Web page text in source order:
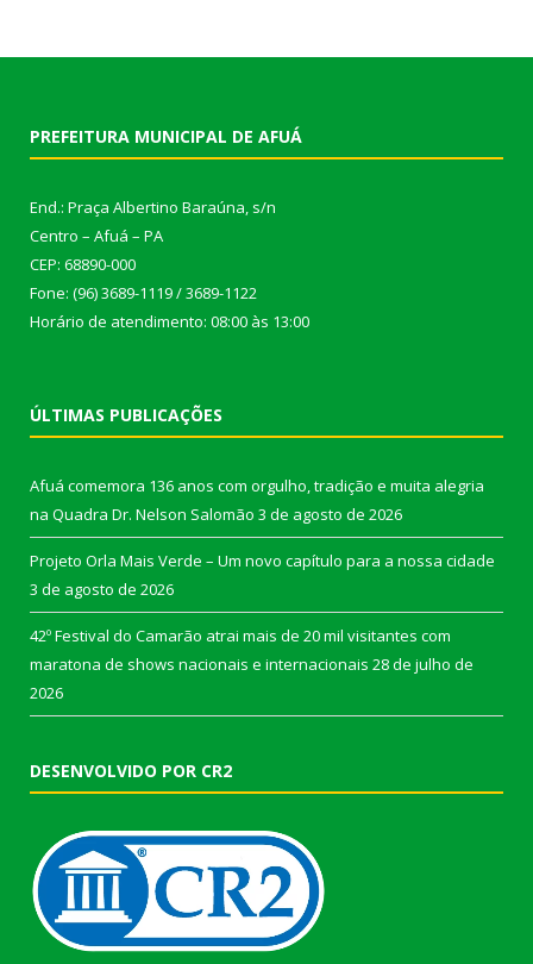
PREFEITURA MUNICIPAL DE AFUÁ
End.: Praça Albertino Baraúna, s/n
Centro – Afuá – PA
CEP: 68890-000
Fone: (96) 3689-1119 / 3689-1122
Horário de atendimento: 08:00 às 13:00
ÚLTIMAS PUBLICAÇÕES
Afuá comemora 136 anos com orgulho, tradição e muita alegria
na Quadra Dr. Nelson Salomão 3 de agosto de 2026
Projeto Orla Mais Verde – Um novo capítulo para a nossa cidade
3 de agosto de 2026
42º Festival do Camarão atrai mais de 20 mil visitantes com
maratona de shows nacionais e internacionais 28 de julho de
2026
DESENVOLVIDO POR CR2